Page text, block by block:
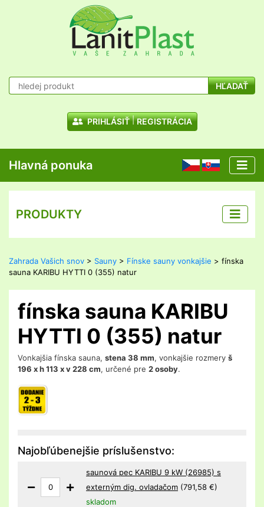
HĽADAŤ
PRIHLÁSIŤ REGISTRÁCIA
Hlavná ponuka CZ SK
PRODUKTY
Zahrada Vašich snov > Sauny > Fínske sauny vonkajšie > fínska
sauna KARIBU HYTTI 0 (355) natur
fínska sauna KARIBU
HYTTI 0 (355) natur
Vonkajšia fínska sauna, stena 38 mm, vonkajšie rozmery š
196 x h 113 x v 228 cm, určené pre 2 osoby.
Najobľúbenejšie príslušenstvo:
saunová pec KARIBU 9 kW (26985) s
externým dig. ovladačom (791,58 €)
skladom